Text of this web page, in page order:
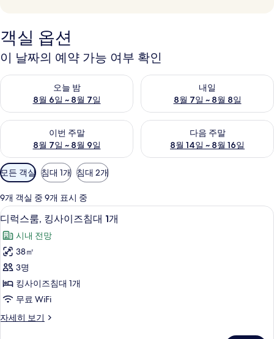
객실 옵션
이 날짜의 예약 가능 여부 확인
오늘 밤
8월 6일 ~ 8월 7일
오늘 밤 예약 가능 여부 확인, 8월 6일 ~ 8월 7일
내일
8월 7일 ~ 8월 8일
내일 예약 가능 여부 확인, 8월
이번 주말
8월 7일 ~ 8월 9일
이번 주말 예약 가능 여부 확인, 8월 7일 ~ 8월 9일
다음 주말
8월 14일 ~ 8월 16일
다음 주말 예약 가능 여부 확인,
객
실
에
사
용
가
능
한
터
모든 객실 침대 1개 침대 2개
9개 객실 중 9개 표시 중
디
럭
스
룸,
킹
사
이
즈
디럭스룸, 킹사이즈침대 1개 | 객실에서
6
디럭스룸, 킹사이즈침대 1개
시내 전망
38㎡
3명
킹사이즈침대 1개
무료 WiFi
자세히 보기
디